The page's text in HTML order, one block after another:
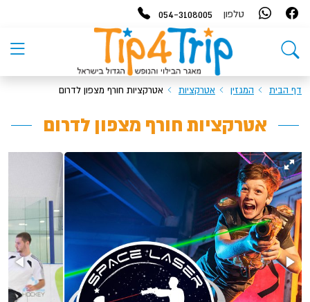
טלפון 054-3108005
דף הבית המגזין אטרקציות אטרקציות חורף מצפון לדרום
אטרקציות חורף מצפון לדרום